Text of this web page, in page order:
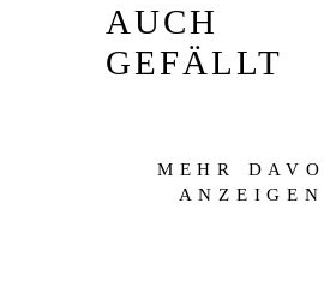
AUCH
GEFÄLLT
MEHR
ANZEIGEN